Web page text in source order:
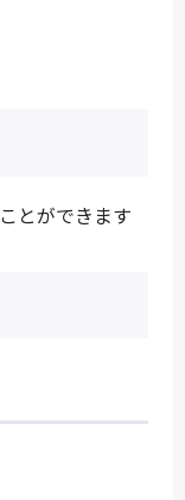
ことができます